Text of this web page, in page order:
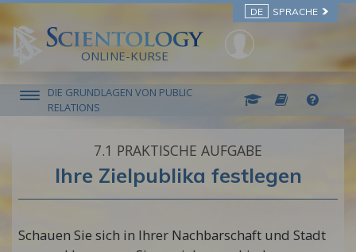
DE SPRACHE
ONLINE-KURSE
DIE GRUNDLAGEN VON PUBLIC
RELATIONS
7.‎1 PRAKTISCHE AUFGABE
Ihre Zielpublika festlegen
Schauen Sie sich in Ihrer Nachbarschaft und Stadt